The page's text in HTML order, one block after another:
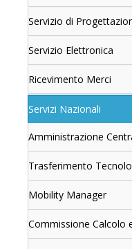
Servizio di
Servizio Elettronica
Ricevimento Merci
Servizi Nazionali
Amministrazione
Trasferimento
Mobility Manager
Commissione Calcolo